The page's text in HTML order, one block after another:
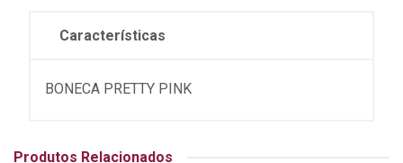
Características
BONECA PRETTY PINK
Produtos Relacionados